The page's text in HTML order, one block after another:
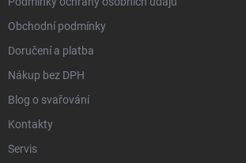
Obchodní podmínky
Doručení a platba
Nákup bez DPH
Blog o svařování
Kontakty
Servis